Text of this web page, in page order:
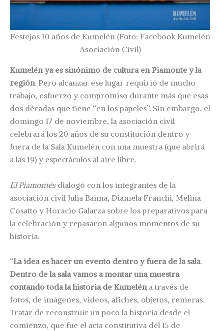
Festejos 10 años de Kumelén (Foto: Facebook Kumelén
Asociación Civil)
Kumelén ya es sinónimo de cultura en Piamonte y la
región. Pero alcanzar ese lugar requirió de mucho
trabajo, esfuerzo y compromiso durante más que esas
dos décadas que tiene “en los papeles”. Sin embargo, el
domingo 17 de noviembre, la asociación civil
celebrará los 20 años de su constitución dentro y
fuera de la Sala Kumelén con una muestra (que abrirá
a las 19) y espectáculos al aire libre.
El Piamontés dialogó con los integrantes de la
asociación civil Julia Baima, Diamela Franchi, Melina
Cosatto y Horacio Galarza sobre los preparativos para
la celebración y repasaron algunos momentos de su
historia.
“La idea es hacer un evento dentro y fuera de la sala.
Dentro de la sala vamos a montar una muestra
contando toda la historia de Kumeléna través de
fotos, de imágenes, videos, afiches, objetos, remeras.
Tratar de reconstruir un poco la historia desde el
comienzo, que fue el acta constitutiva del 15 de